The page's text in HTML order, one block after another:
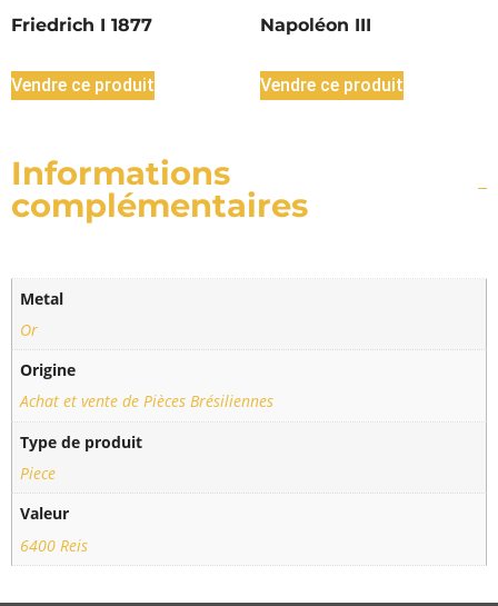
Friedrich I 1877
Vendre ce produit
Napoléon III
Vendre ce produit
Informations
complémentaires
Metal
Or
Origine
Achat et vente de Pièces Brésiliennes
Type de produit
Piece
Valeur
6400 Reis